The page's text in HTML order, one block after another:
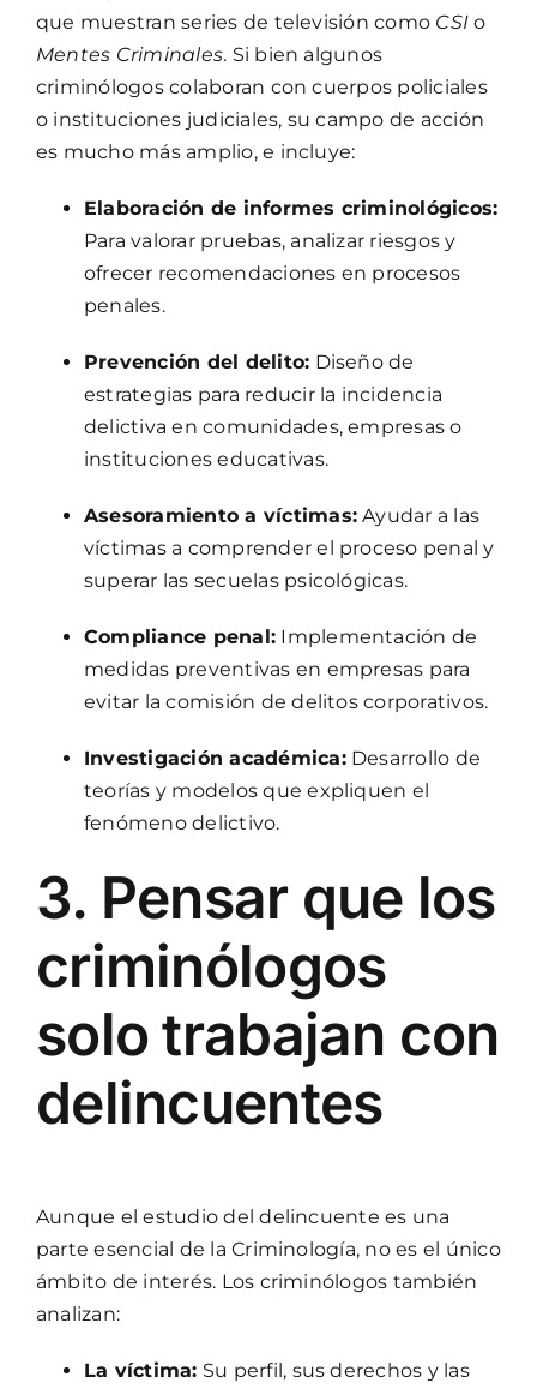
que muestran series de televisión como CSI o
Mentes Criminales. Si bien algunos
criminólogos colaboran con cuerpos policiales
o instituciones judiciales, su campo de acción
es mucho más amplio, e incluye:
Elaboración de informes criminológicos:
Para valorar pruebas, analizar riesgos y
ofrecer recomendaciones en procesos
penales.
Prevención del delito: Diseño de
estrategias para reducir la incidencia
delictiva en comunidades, empresas o
instituciones educativas.
Asesoramiento a víctimas: Ayudar a las
víctimas a comprender el proceso penal y
superar las secuelas psicológicas.
Compliance penal: Implementación de
medidas preventivas en empresas para
evitar la comisión de delitos corporativos.
Investigación académica:Desarrollo de
teorías y modelos que expliquen el
fenómeno delictivo.
3. Pensar que los
criminólogos
solo trabajan con
delincuentes
Aunque el estudio del delincuente es una
parte esencial de la Criminología, no es el único
ámbito de interés. Los criminólogos también
analizan:
La víctima: Su perfil, sus derechos y las